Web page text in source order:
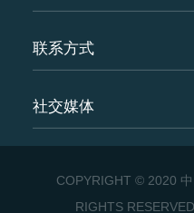
联系方式
社交媒体
COPYRIGHT © 2020
RIGHTS RESERVED.